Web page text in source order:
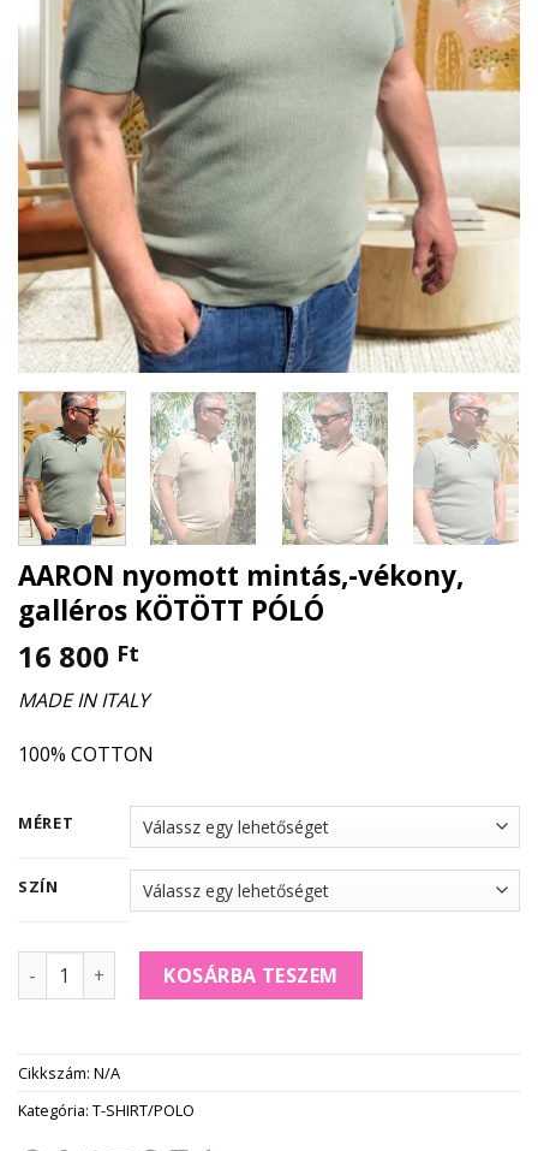
AARON nyomott mintás,-vékony,
galléros KÖTÖTT PÓLÓ
16 800 Ft
MADE IN ITALY
100% COTTON
MÉRET
SZÍN
AARON nyomott mintás,-vékony, galléros KÖTÖTT PÓLÓ
KOSÁRBA TESZEM
Cikkszám: N/A
Kategória: T-SHIRT/POLO